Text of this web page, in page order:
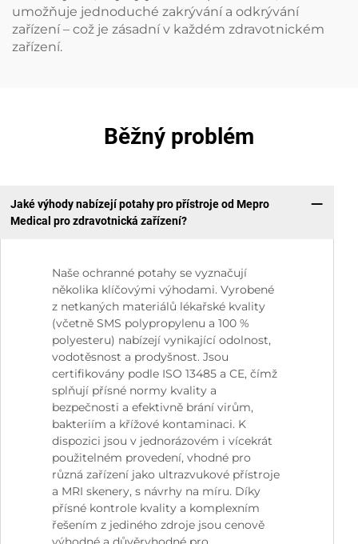
umožňuje jednoduché zakrývání a odkrývání
zařízení – což je zásadní v každém zdravotnickém
zařízení.
Běžný problém
Jaké výhody nabízejí potahy pro přístroje od Mepro
Medical pro zdravotnická zařízení?
Naše ochranné potahy se vyznačují
několika klíčovými výhodami. Vyrobené
z netkaných materiálů lékařské kvality
(včetně SMS polypropylenu a 100 %
polyesteru) nabízejí vynikající odolnost,
vodotěsnost a prodyšnost. Jsou
certifikovány podle ISO 13485 a CE, čímž
splňují přísné normy kvality a
bezpečnosti a efektivně brání virům,
bakteriím a křížové kontaminaci. K
dispozici jsou v jednorázovém i vícekrát
použitelném provedení, vhodné pro
různá zařízení jako ultrazvukové přístroje
a MRI skenery, s návrhy na míru. Díky
přísné kontrole kvality a komplexním
řešením z jediného zdroje jsou cenově